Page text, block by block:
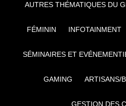
AUTRES THÉMATIQUES DU
FÉMININ INFOTAINMENT
SÉMINAIRES ET
GAMING ARTISANS/
GESTION DES